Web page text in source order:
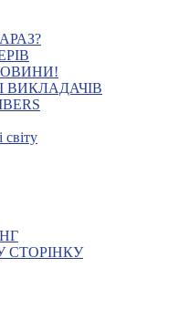
ВИКЛАДАЧІВ
СТОРІНКУ